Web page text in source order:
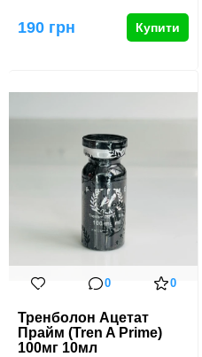
значно…
190 грн Купити
0 0
Тренболон Ацетат
Прайм (Tren A Prime)
100мг 10мл